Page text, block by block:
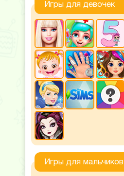
Игры для девочек
Игры для мальчиков